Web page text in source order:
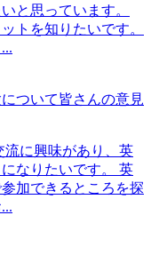
と思っています。
トを知りたいです。
ついて皆さんの意見
流に興味があり、英
なりたいです。 英
加できるところを探